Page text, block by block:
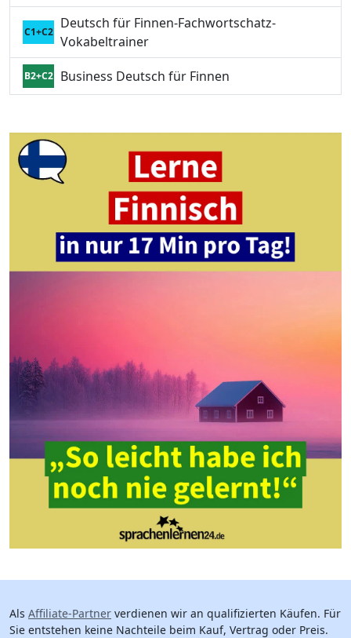
C1+C2
Deutsch für Finnen-Fachwortschatz-
Vokabeltrainer
B2+C2 Business Deutsch für Finnen
Als Affiliate-Partner verdienen wir an qualifizierten Käufen. Für
Sie entstehen keine Nachteile beim Kauf, Vertrag oder Preis.